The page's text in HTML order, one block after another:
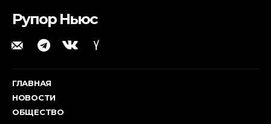
Рупор Ньюс
ГЛАВНАЯ
НОВОСТИ
ОБЩЕСТВО